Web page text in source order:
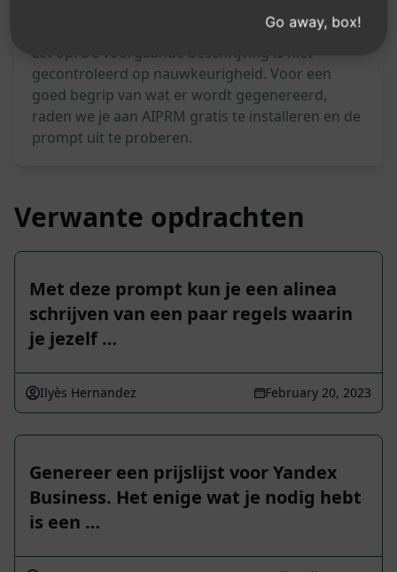
Let op: De voorgaande beschrijving is niet
gecontroleerd op nauwkeurigheid. Voor een
goed begrip van wat er wordt gegenereerd,
raden we je aan AIPRM gratis te installeren en de
prompt uit te proberen.
Verwante opdrachten
Met deze prompt kun je een alinea
schrijven van een paar regels waarin
je jezelf …
Ilyès Hernandez February 20, 2023
Genereer een prijslijst voor Yandex
Business. Het enige wat je nodig hebt
is een …
Go away, box!